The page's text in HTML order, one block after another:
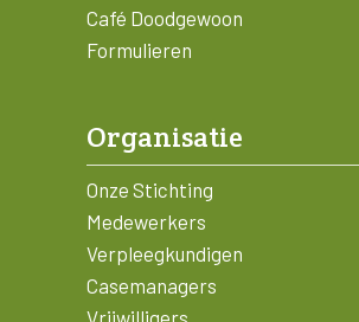
Café Doodgewoon
Formulieren
Organisatie
Onze Stichting
Medewerkers
Verpleegkundigen
Casemanagers
Vrijwilligers